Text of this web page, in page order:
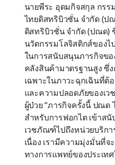
นายพีระ อุดมกิจสกุล กร
ไทยดิสทริบิวชั่น จำกัด (ป
ดิสทริบิวชั่น จำกัด (ปณด)
นวัตกรรมโลจิสติกส์ของ
ในการสนับสนุนภารกิจข
คลังสินค้ามาตรฐานสูง ซึ่
เฉพาะในภาวะฉุกเฉินที่ต้
และความปลอดภัยของเ
ผู้ป่วย “ภารกิจครั้งนี้ ปณด
สำหรับการฟอกไต เข้าส
เวชภัณฑ์ไปถึงหน่วยบริก
เนื่อง เรามีความมุ่งมั่นที่
ทางการแพทย์ของประเท